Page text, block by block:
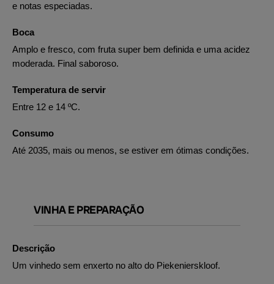
e notas especiadas.
Boca
Amplo e fresco, com fruta super bem definida e uma acidez
moderada. Final saboroso.
Temperatura de servir
Entre 12 e 14 ºC.
Consumo
Até 2035, mais ou menos, se estiver em ótimas condições.
VINHA E PREPARAÇÃO
Descrição
Um vinhedo sem enxerto no alto do Piekenierskloof.